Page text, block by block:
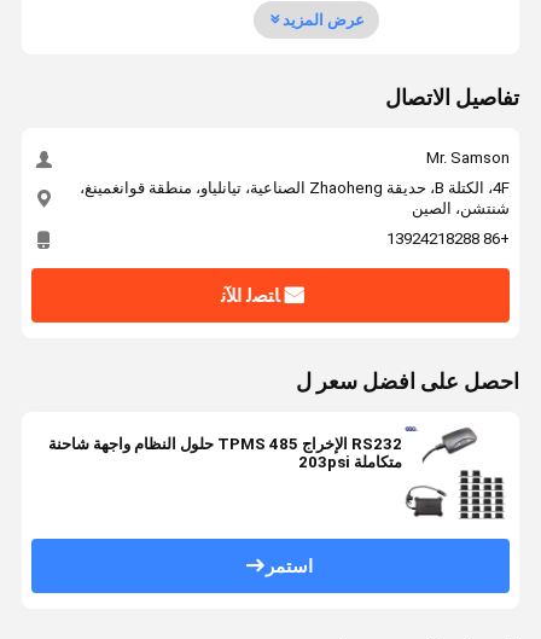
عرض المزيد
تفاصيل الاتصال
Mr. Samson
4F، الكتلة B، حديقة Zhaoheng الصناعية، تيانلياو، منطقة قوانغمينغ،
شنتشن، الصين
+86 13924218288
ﺎﺘﺼﻟ ﺍﻶﻧ
احصل على افضل سعر ل
RS232 الإخراج 485 TPMS حلول النظام واجهة شاحنة
متكاملة 203psi
استمر